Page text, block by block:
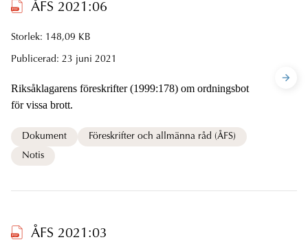
ÅFS 2021:06
Storlek: 148,09 KB
Publicerad: 23 juni 2021
Riksåklagarens föreskrifter (1999:178) om ordningsbot
för vissa brott.
Dokument
Föreskrifter och allmänna råd (ÅFS)
Notis
ÅFS 2021:03